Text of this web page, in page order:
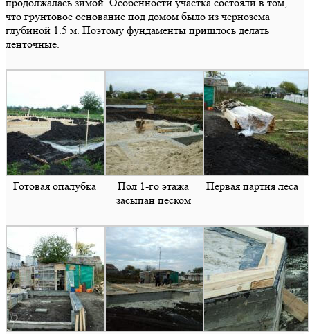
что грунтовое основание под домом было из чернозема
глубиной 1.5 м. Поэтому фундаменты пришлось делать
ленточные.
Готовая опалубка
Пол 1-го этажа
засыпан песком
Первая партия леса